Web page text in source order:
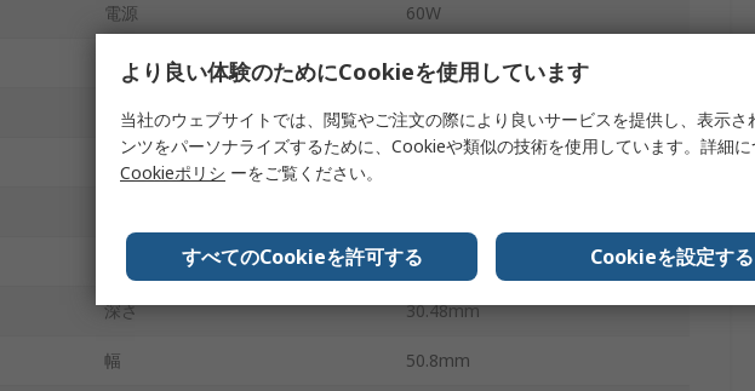
電源 60W
動作温度 Min -20°C
SMPS出力電流 2.7A
動作温度 Max
150g
深さ 30.48mm
幅 50.8mm
より良い体験のためにCookieを使用しています
当社のウェブサイトでは、閲覧やご注文の際により良いサービスを提供し、表示さ
ンツをパーソナライズするために、Cookieや類似の技術を使用しています。詳細に
Cookieポリシ ーをご覧ください。
すべてのCookieを許可する Cookieを設定する